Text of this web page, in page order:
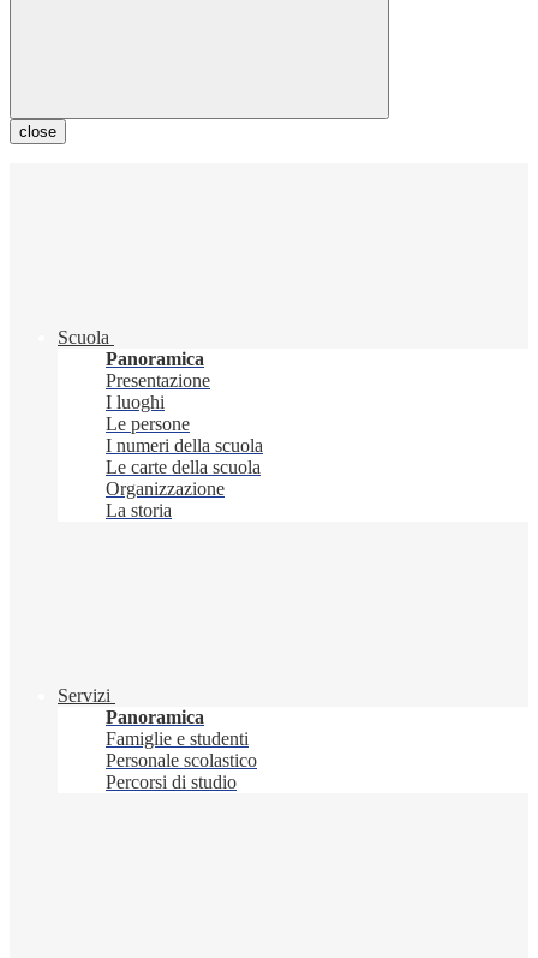
close
Scuola
Panoramica
Presentazione
I luoghi
Le persone
I numeri della scuola
Le carte della scuola
Organizzazione
La storia
Servizi
Panoramica
Famiglie e studenti
Personale scolastico
Percorsi di studio